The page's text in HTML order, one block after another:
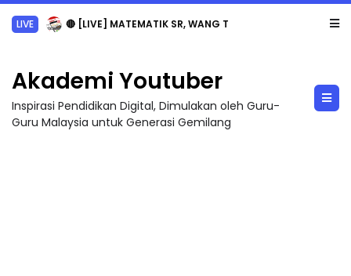
Sejarah Tingkatan 4
Akademi Youtuber
Inspirasi Pendidikan Digital, Dimulakan oleh Guru-
Guru Malaysia untuk Generasi Gemilang